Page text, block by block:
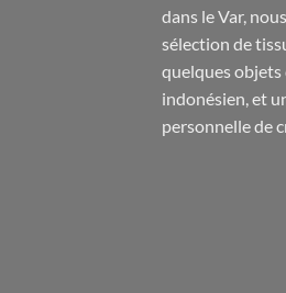
dans le Var,
sélection de
quelques
indonésien, et
personnelle de